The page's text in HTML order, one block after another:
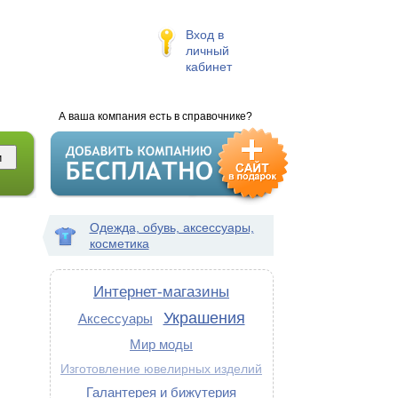
Вход в
личный
кабинет
А ваша компания есть в справочнике?
Одежда, обувь, аксессуары,
косметика
Интернет-магазины
Аксессуары Украшения
Мир моды
Изготовление ювелирных изделий
Галантерея и бижутерия